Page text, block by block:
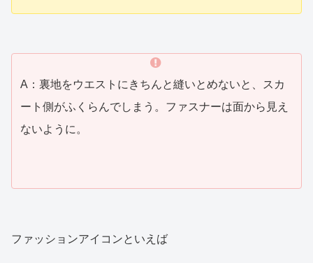
A：裏地をウエストにきちんと縫いとめないと、スカ
ート側がふくらんでしまう。ファスナーは面から見え
ないように。
ファッションアイコンといえば